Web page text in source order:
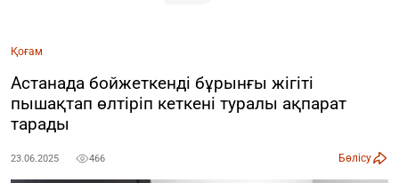
Қоғам
Астанада бойжеткенді бұрынғы жігіті
пышақтап өлтіріп кеткені туралы ақпарат
тарады
23.06.2025 466 Бөлісу